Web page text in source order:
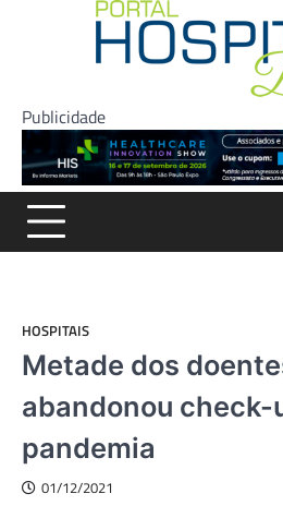
Publicidade
HOSPITAIS
Metade dos
abandonou check-
pandemia
01/12/2021